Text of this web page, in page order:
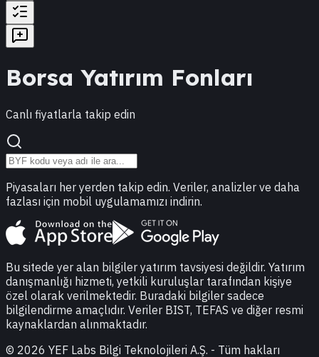
Borsa Yatırım Fonları
Canlı fiyatlarla takip edin
Piyasaları her yerden takip edin. Veriler, analizler ve daha
fazlası için mobil uygulamamızı indirin.
Bu sitede yer alan bilgiler yatırım tavsiyesi değildir. Yatırım
danışmanlığı hizmeti, yetkili kuruluşlar tarafından kişiye
özel olarak verilmektedir. Buradaki bilgiler sadece
bilgilendirme amaçlıdır. Veriler BIST, TEFAS ve diğer resmi
kaynaklardan alınmaktadır.
© 2026 YEF Labs Bilgi Teknolojileri A.Ş. - Tüm hakları